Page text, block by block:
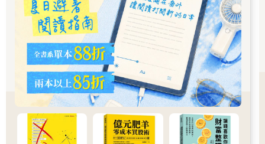
置了。
那些社會上的成功人士，尤其是懂得自我管理的人，大多站在類
似企業經營的角度看待健康管理，嚴格控制體重或血壓、血糖等
數值。即便如此，如果過度控制每天的日常作息，乃至於任何與
健康相關的因素，避免出現變動，那不但不可能，也不是維持健
康的好辦法。有時人類的生理指標出現適當的變化，才是健康
的，例如脈搏。當我們暴露在極大的壓力下時，心率變異度
（heart rate variability）將會失去其原本自然的變異性。科學家所
飲酒和遠離菸品、充分的睡眠和不過度的壓力、良好的人際關
係，這些可能只是我們在追求美好的生活時，展現出來的表象而